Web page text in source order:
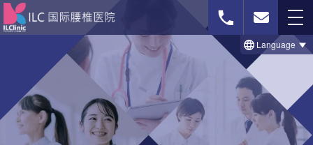
免费影像诊断 联系我们
Language